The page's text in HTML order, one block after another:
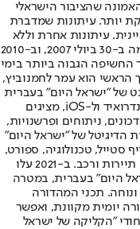
שהציבור הישראלי
יותר. עיתונות שמדברת
עיתונות אחרת וללא
תשלום. המהדורה המודפסת הראשונה פורסמה ב-30 ביולי 2007, וב-2010
החשיפה הגבוה ביותר בימי
הראשי הוא עמר לחמנוביץ,
של "ישראל היום" בעברית
ובאנגלית, כמו כן היישומונים (אפליקציות) לאנדרואיד ול-iOS, מציגים
ניתוחים ופרשנויות,
הדיגיטל של "ישראל היום"
סטייל, טכנולוגיה, ספורט,
כלכלה וצרכנות, בריאות, חיילים, אוכל, יהדות, תיירות ורכב. ב-2021 עלו
היום" בעברית, במטרה
תכני המהדורה
יומית מקוונת, ואפשר
"הקליקה של ישראל